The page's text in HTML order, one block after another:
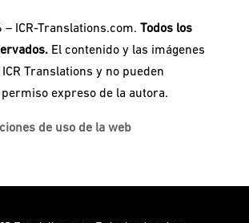
ICR-Translations.com. Todos los
El contenido y las imágenes
Translations y no pueden
expreso de la autora.
de uso de la web